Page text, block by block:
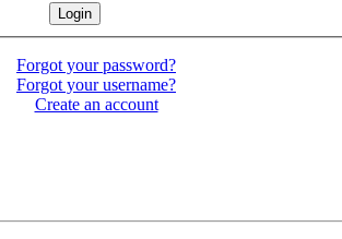
Forgot your password?
Forgot your username?
Create an account